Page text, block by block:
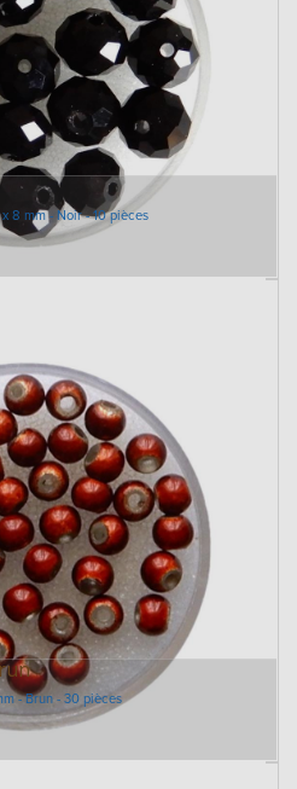
8 mm - Noir - 10 pièces
- Brun - 30 pièces